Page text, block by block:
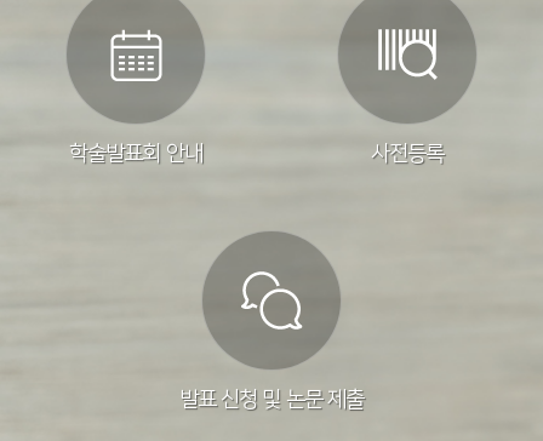
학술발표회 안내 사전등록
발표 신청 및 논문 제출